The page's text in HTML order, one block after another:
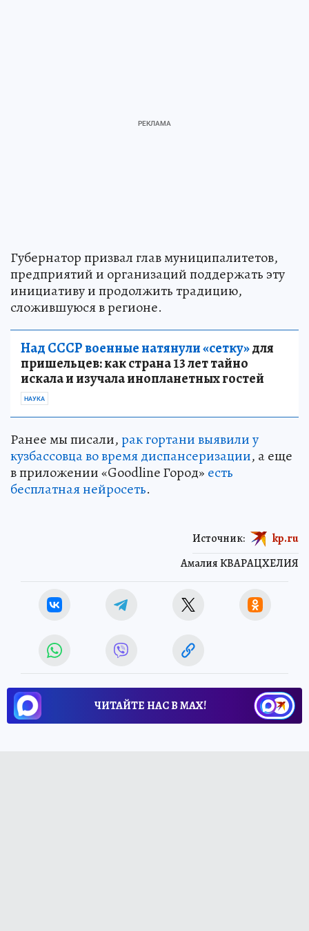
Губернатор призвал глав муниципалитетов,
предприятий и организаций поддержать эту
инициативу и продолжить традицию,
сложившуюся в регионе.
Над СССР военные натянули «сетку»для
пришельцев: как страна 13 лет тайно
искала и изучала инопланетных гостей
НАУКА
Ранее мы писали,рак гортани выявили у
кузбассовца во время диспансеризации, а еще
в приложении «Goodline Город» есть
бесплатная нейросеть.
Амалия КВАРАЦХЕЛИЯ
Источник: kp.ru
ЧИТАЙТЕ НАС В МАХ!